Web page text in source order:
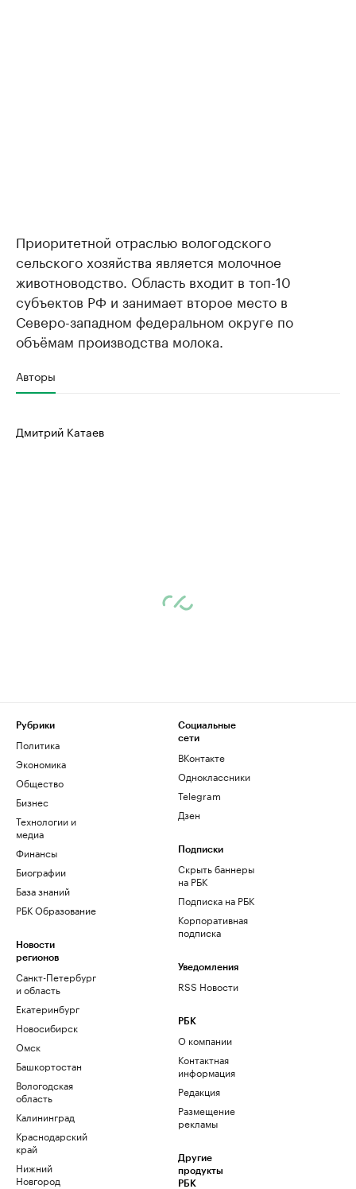
Приоритетной отраслью вологодского
сельского хозяйства является молочное
животноводство. Область входит в топ-10
субъектов РФ и занимает второе место в
Северо-западном федеральном округе по
объёмам производства молока.
Авторы
Дмитрий Катаев
Рубрики
Политика
Экономика
Общество
Бизнес
Технологии и
медиа
Финансы
Биографии
База знаний
РБК Образование
Новости
регионов
Санкт-Петербург
и область
Екатеринбург
Новосибирск
Омск
Башкортостан
Вологодская
область
Калининград
Краснодарский
край
Нижний
Новгород
Социальные
сети
ВКонтакте
Одноклассники
Telegram
Дзен
Подписки
Скрыть баннеры
на РБК
Подписка на РБК
Корпоративная
подписка
Уведомления
RSS Новости
РБК
О компании
Контактная
информация
Редакция
Размещение
рекламы
Другие
продукты
РБК